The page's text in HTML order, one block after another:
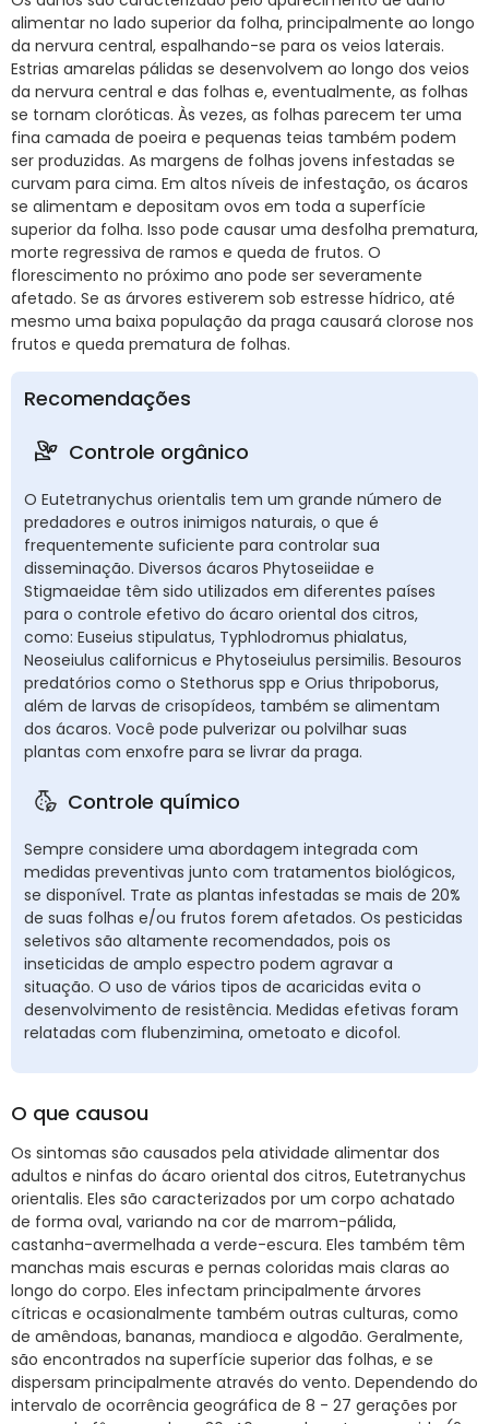
alimentar no lado superior da folha, principalmente ao longo
da nervura central, espalhando-se para os veios laterais.
Estrias amarelas pálidas se desenvolvem ao longo dos veios
da nervura central e das folhas e, eventualmente, as folhas
se tornam cloróticas. Às vezes, as folhas parecem ter uma
fina camada de poeira e pequenas teias também podem
ser produzidas. As margens de folhas jovens infestadas se
curvam para cima. Em altos níveis de infestação, os ácaros
se alimentam e depositam ovos em toda a superfície
superior da folha. Isso pode causar uma desfolha prematura,
morte regressiva de ramos e queda de frutos. O
florescimento no próximo ano pode ser severamente
afetado. Se as árvores estiverem sob estresse hídrico, até
mesmo uma baixa população da praga causará clorose nos
frutos e queda prematura de folhas.
Recomendações
Controle orgânico
O Eutetranychus orientalis tem um grande número de
predadores e outros inimigos naturais, o que é
frequentemente suficiente para controlar sua
disseminação. Diversos ácaros Phytoseiidae e
Stigmaeidae têm sido utilizados em diferentes países
para o controle efetivo do ácaro oriental dos citros,
como: Euseius stipulatus, Typhlodromus phialatus,
Neoseiulus californicus e Phytoseiulus persimilis. Besouros
predatórios como o Stethorus spp e Orius thripoborus,
além de larvas de crisopídeos, também se alimentam
dos ácaros. Você pode pulverizar ou polvilhar suas
plantas com enxofre para se livrar da praga.
Controle químico
Sempre considere uma abordagem integrada com
medidas preventivas junto com tratamentos biológicos,
se disponível. Trate as plantas infestadas se mais de 20%
de suas folhas e/ou frutos forem afetados. Os pesticidas
seletivos são altamente recomendados, pois os
inseticidas de amplo espectro podem agravar a
situação. O uso de vários tipos de acaricidas evita o
desenvolvimento de resistência. Medidas efetivas foram
relatadas com flubenzimina, ometoato e dicofol.
O que causou
Os sintomas são causados pela atividade alimentar dos
adultos e ninfas do ácaro oriental dos citros, Eutetranychus
orientalis. Eles são caracterizados por um corpo achatado
de forma oval, variando na cor de marrom-pálida,
castanha-avermelhada a verde-escura. Eles também têm
manchas mais escuras e pernas coloridas mais claras ao
longo do corpo. Eles infectam principalmente árvores
cítricas e ocasionalmente também outras culturas, como
de amêndoas, bananas, mandioca e algodão. Geralmente,
são encontrados na superfície superior das folhas, e se
dispersam principalmente através do vento. Dependendo do
intervalo de ocorrência geográfica de 8 - 27 gerações por